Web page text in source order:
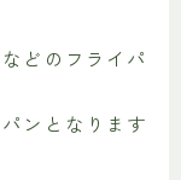
どのフライパ
ンとなります